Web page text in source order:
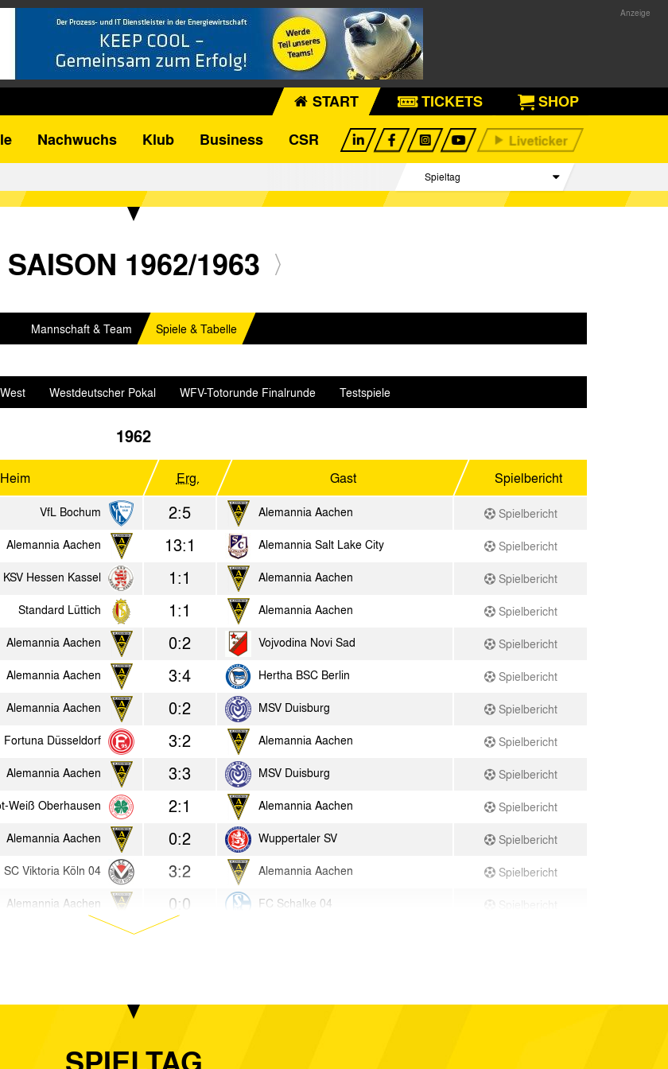
START TICKETS
SHOP
Nachwuchs Klub Business CSR
Spieltag
Begegnungen
SAISON 1962/1963
Mannschaft & Team Spiele & Tabelle
Westdeutscher Pokal WFV-Totorunde Finalrunde Testspiele
1962
Heim Erg. Gast Spielbericht
VfL Bochum 2:5 Alemannia Aachen
Spielbericht
Alemannia Aachen 13:1 Alemannia Salt Lake City
Spielbericht
KSV Hessen Kassel 1:1 Alemannia Aachen
Spielbericht
Standard Lüttich 1:1 Alemannia Aachen
Spielbericht
Alemannia Aachen 0:2 Vojvodina Novi Sad
Spielbericht
Alemannia Aachen 3:4 Hertha BSC Berlin Spielbericht
Alemannia Aachen 0:2 MSV Duisburg Spielbericht
Fortuna Düsseldorf 3:2 Alemannia Aachen Spielbericht
Alemannia Aachen 3:3 MSV Duisburg Spielbericht
Weiß Oberhausen 2:1 Alemannia Aachen Spielbericht
Alemannia Aachen 0:2 Wuppertaler SV Spielbericht
SC Viktoria Köln 04 3:2 Alemannia Aachen Spielbericht
Alemannia Aachen 0:0 FC Schalke 04
Alemannia Aachen 1:1 FVM-Auswahl Spielbericht